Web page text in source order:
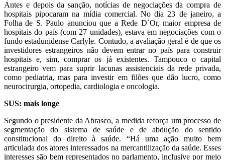
Antes e depois da sanção, notícias de negociações da compra de
hospitais pipocaram na mídia comercial. No dia 23 de janeiro, a
Folha de S. Paulo anunciou que a Rede D´Or, maior empresa de
hospitais do país (com 27 unidades), estava em negociações com o
fundo estadunidense Carlyle. Contudo, a avaliação geral é de que os
investidores estrangeiros não devem entrar no país para construir
hospitais e, sim, comprar os já existentes. Tampouco o capital
estrangeiro vem para suprir lacunas assistenciais da rede privada,
como pediatria, mas para investir em filões que dão lucro, como
neurocirurgia, ortopedia, cardiologia e oncologia.
SUS: mais longe
Segundo o presidente da Abrasco, a medida reforça um processo de
segmentação do sistema de saúde e de abdução do sentido
constitucional do direito à saúde. “Há uma ação muito bem
articulada dos atores interessados na mercantilização da saúde. Esses
interesses são bem representados no parlamento, inclusive por meio